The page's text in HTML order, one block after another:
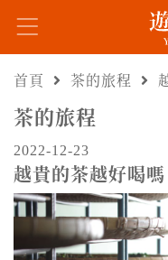
首頁 茶的旅程
茶的旅程
2022-12-23
越貴的茶越好喝